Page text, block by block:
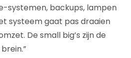
systemen, backups, lampen
systeem gaat pas draaien
De small big’s zijn de